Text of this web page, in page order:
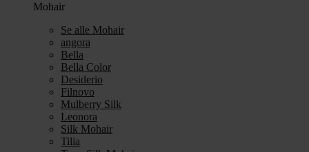
Mohair
Se alle Mohair
angora
Bella
Bella Color
Desiderio
Filnovo
Mulberry Silk
Leonora
Silk Mohair
Tilia